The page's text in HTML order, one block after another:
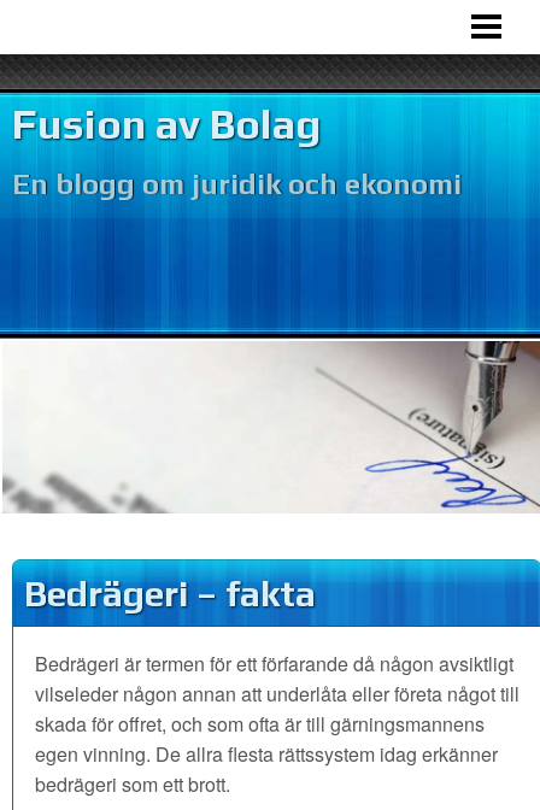
BOLAGSFUSION
VÅR VERKSAMHET
BOKFÖRING
Fusion av Bolag
En blogg om juridik och ekonomi
Bedrägeri – fakta
Bedrägeri är termen för ett förfarande då någon avsiktligt
vilseleder någon annan att underlåta eller företa något till
skada för offret, och som ofta är till gärningsmannens
egen vinning. De allra flesta rättssystem idag erkänner
bedrägeri som ett brott.